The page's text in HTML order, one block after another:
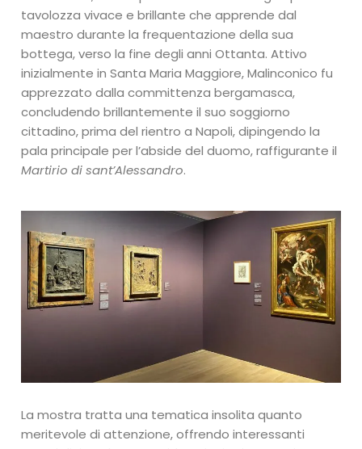
tavolozza vivace e brillante che apprende dal
maestro durante la frequentazione della sua
bottega, verso la fine degli anni Ottanta. Attivo
inizialmente in Santa Maria Maggiore, Malinconico fu
apprezzato dalla committenza bergamasca,
concludendo brillantemente il suo soggiorno
cittadino, prima del rientro a Napoli, dipingendo la
pala principale per l’abside del duomo, raffigurante il
Martirio di sant’Alessandro.
La mostra tratta una tematica insolita quanto
meritevole di attenzione, offrendo interessanti